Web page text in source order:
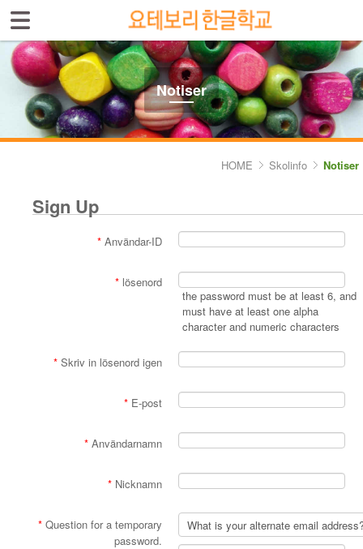
Notiser
HOME Skolinfo Notiser
Sign Up
* Användar-ID
* lösenord
the password must be at least 6, and
must have at least one alpha
character and numeric characters
* Skriv in lösenord igen
* E-post
* Användarnamn
* Nicknamn
* Question for a temporary
password.
Sign In
Select language
Introduktion av skolan
Skolinfo